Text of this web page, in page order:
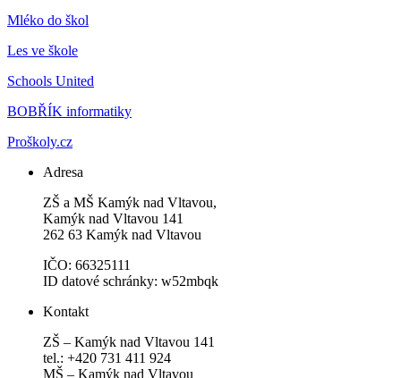
Mléko do škol
Les ve škole
Schools United
BOBŘÍK informatiky
Proškoly.cz
Adresa
ZŠ a MŠ Kamýk nad Vltavou,
Kamýk nad Vltavou 141
262 63 Kamýk nad Vltavou
IČO: 66325111
ID datové schránky: w52mbqk
Kontakt
ZŠ – Kamýk nad Vltavou 141
tel.: +420 731 411 924
MŠ – Kamýk nad Vltavou